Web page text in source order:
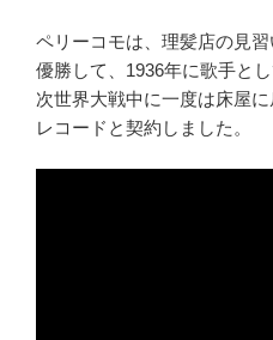
ペリーコモは、理髪店の見
優勝して、1936年に歌手と
次世界大戦中に一度は床屋
レコードと契約しました。